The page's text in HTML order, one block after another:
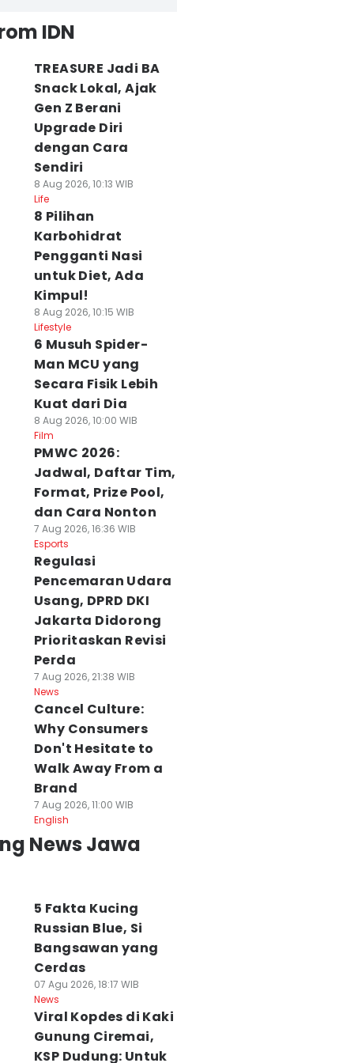
IDN
TREASURE Jadi BA
Snack Lokal, Ajak
Gen Z Berani
Upgrade Diri
dengan Cara
Sendiri
8 Aug 2026, 10:13 WIB
Life
8 Pilihan
Karbohidrat
Pengganti Nasi
untuk Diet, Ada
Kimpul!
8 Aug 2026, 10:15 WIB
Lifestyle
6 Musuh Spider-
Man MCU yang
Secara Fisik Lebih
Kuat dari Dia
8 Aug 2026, 10:00 WIB
Film
PMWC 2026:
Jadwal, Daftar Tim,
Format, Prize Pool,
dan Cara Nonton
7 Aug 2026, 16:36 WIB
Esports
Regulasi
Pencemaran Udara
Usang, DPRD DKI
Jakarta Didorong
Prioritaskan Revisi
Perda
7 Aug 2026, 21:38 WIB
News
Cancel Culture:
Why Consumers
Don't Hesitate to
Walk Away From a
Brand
7 Aug 2026, 11:00 WIB
English
News Jawa
5 Fakta Kucing
Russian Blue, Si
Bangsawan yang
Cerdas
07 Agu 2026, 18:17 WIB
News
Viral Kopdes di Kaki
Gunung Ciremai,
KSP Dudung: Untuk